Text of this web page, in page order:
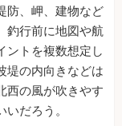
防、岬、建物など
釣行前に地図や航
ントを複数想定し
堤の内向きなどは
西の風が吹きやす
だろう。